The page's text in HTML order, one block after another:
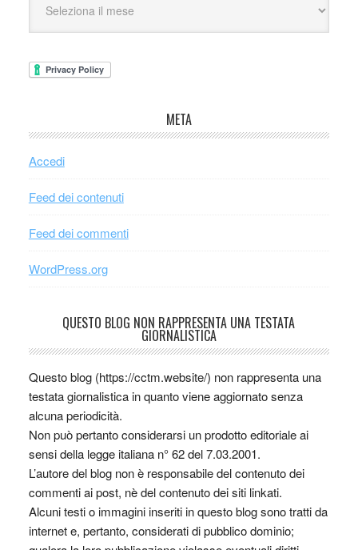
META
Accedi
Feed dei contenuti
Feed dei commenti
WordPress.org
QUESTO BLOG NON RAPPRESENTA UNA TESTATA
GIORNALISTICA
Questo blog (https://cctm.website/) non rappresenta una
testata giornalistica in quanto viene aggiornato senza
alcuna periodicità.
Non può pertanto considerarsi un prodotto editoriale ai
sensi della legge italiana n° 62 del 7.03.2001.
L’autore del blog non è responsabile del contenuto dei
commenti ai post, nè del contenuto dei siti linkati.
Alcuni testi o immagini inseriti in questo blog sono tratti da
internet e, pertanto, considerati di pubblico dominio;